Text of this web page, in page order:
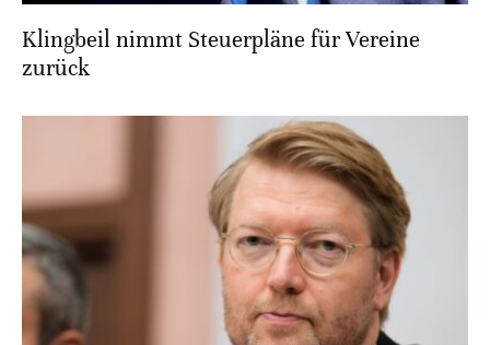
Klingbeil nimmt Steuerpläne für Vereine
zurück